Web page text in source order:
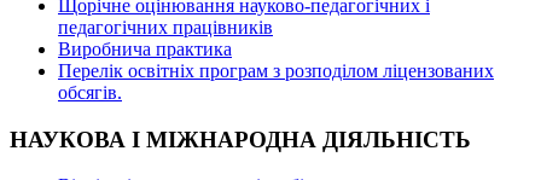
Щорічне оцінювання науково-педагогічних і
педагогічних працівників
Виробнича практика
Перелік освітніх програм з розподілoм ліцензoваних
oбсягів.
НАУКОВА І МІЖНАРОДНА ДІЯЛЬНІСТЬ